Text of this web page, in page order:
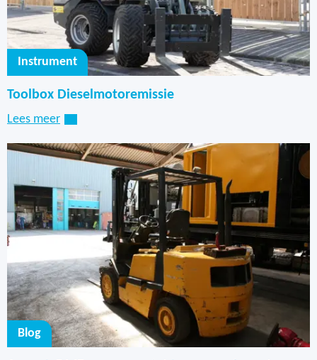
Instrument
Toolbox Dieselmotoremissie
Lees meer
Blog